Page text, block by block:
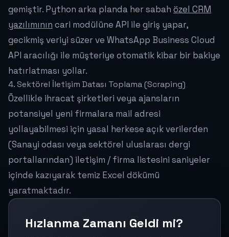
gemiştir. Python arka planda her sabah özel CRM
yazılımının cari modülüne API ile giriş yapar,
gecikmiş veriyi süzer ve WhatsApp Business Cloud
API aracılığı ile müşteriye otomatik kibar bir bakiye
hatırlatması yollar.
4. Sektörel İletişim Datası Toplama (Scraping)
Özellikle ihracat şirketleri veya ajansların
potansiyel yeni firmalara mail adresi
yollayabilmesi için yasal herkese açık verilerden
(Sanayi odası veya sektörel uluslarası dergi
portallarından) iletişim / firma listesini saniyeler
içinde kazıyarak temiz Excel dökümü
yaratmaktadır.
Hızlanma Zamanı Geldi mi?